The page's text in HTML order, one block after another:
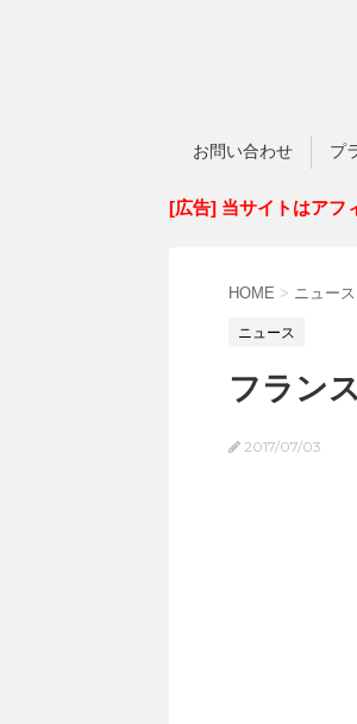
お問い合わせ プ
[広告] 当サイトはアフ
HOME > ニュース
ニュース
フラン
2017/07/03